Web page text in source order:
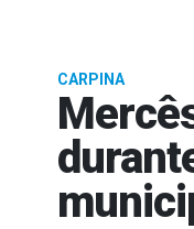
CARPINA